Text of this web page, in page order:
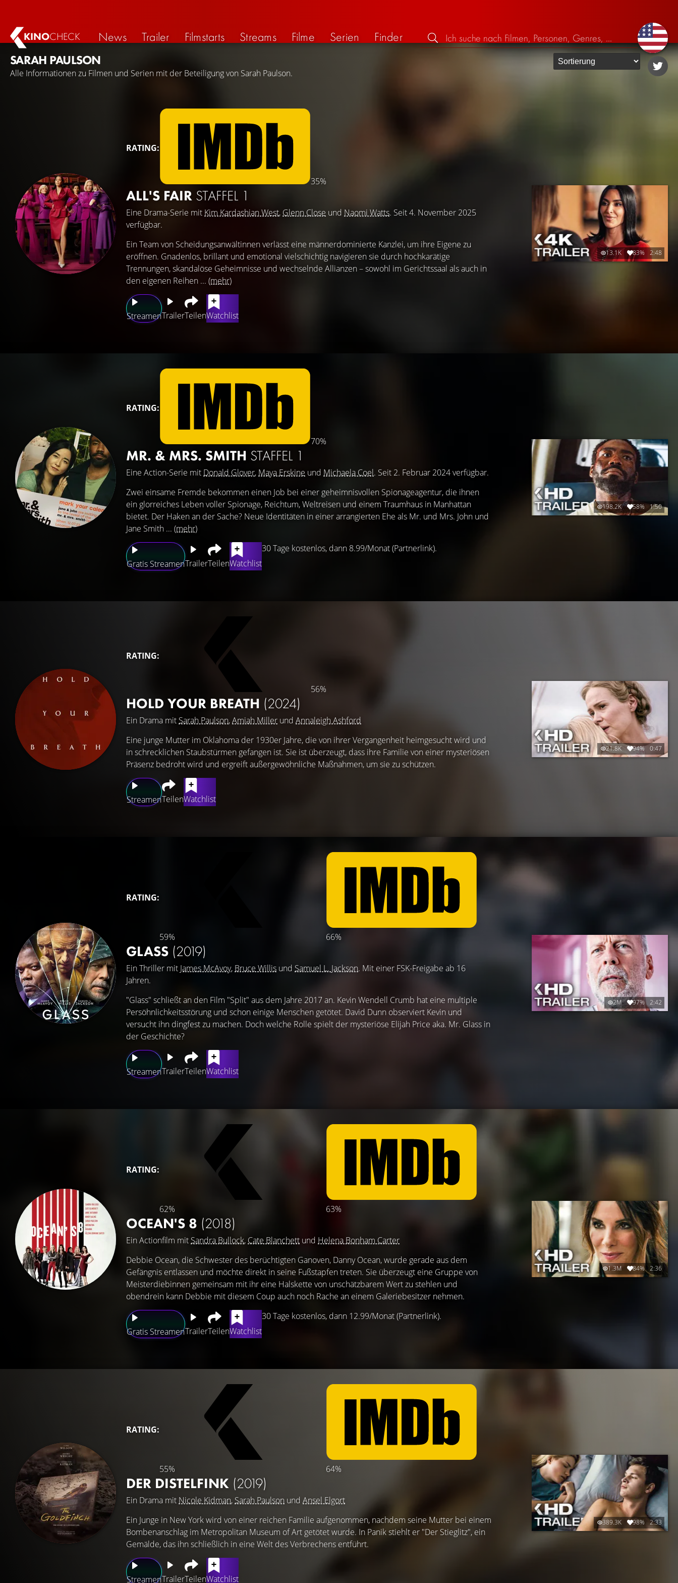
KINOCHECK News Trailer Filmstarts Streams Filme Serien
Finder
SARAH PAULSON
Alle Informationen zu Filmen und Serien mit der Beteiligung von Sarah Paulson.
RATING:
35%
ALL'S FAIR STAFFEL 1
Eine Drama-Serie mit Kim Kardashian West, Glenn Close und Naomi Watts. Seit 4. November 2025
verfügbar.
StreamenTrailerTeilenWatchlist
Ein Team von Scheidungsanwältinnen verlässt eine männerdominierte Kanzlei, um ihre Eigene zu
eröffnen. Gnadenlos, brillant und emotional vielschichtig navigieren sie durch hochkarätige
Trennungen, skandalöse Geheimnisse und wechselnde Allianzen – sowohl im Gerichtssaal als auch in
den eigenen Reihen ... (mehr)
13.1K 83% 2:48
RATING:
70%
MR. & MRS. SMITH STAFFEL 1
Eine Action-Serie mit Donald Glover, Maya Erskine und Michaela Coel. Seit 2. Februar 2024 verfügbar.
Gratis StreamenTrailerTeilenWatchlist
30 Tage kostenlos, dann 8.99/Monat (Partnerlink).
Zwei einsame Fremde bekommen einen Job bei einer geheimnisvollen Spionageagentur, die ihnen
ein glorreiches Leben voller Spionage, Reichtum, Weltreisen und einem Traumhaus in Manhattan
bietet. Der Haken an der Sache? Neue Identitäten in einer arrangierten Ehe als Mr. und Mrs. John und
Jane Smith ... (mehr)
198.2K 58% 1:50
RATING:
56%
HOLD YOUR BREATH (2024)
Ein Drama mit Sarah Paulson,Amiah Miller und Annaleigh Ashford
StreamenTeilenWatchlist
Eine junge Mutter im Oklahoma der 1930er Jahre, die von ihrer Vergangenheit heimgesucht wird und
in schrecklichen Staubstürmen gefangen ist. Sie ist überzeugt, dass ihre Familie von einer mysteriösen
Präsenz bedroht wird und ergreift außergewöhnliche Maßnahmen, um sie zu schützen.
21.8K 94% 0:47
RATING:
59% 66%
GLASS (2019)
Ein Thriller mit James McAvoy, Bruce Willis und Samuel L. Jackson. Mit einer FSK-Freigabe ab 16
Jahren.
StreamenTrailerTeilenWatchlist
"Glass" schließt an den Film "Split" aus dem Jahre 2017 an. Kevin Wendell Crumb hat eine multiple
Persöhnlichkeitsstörung und schon einige Menschen getötet. David Dunn observiert Kevin und
versucht ihn dingfest zu machen. Doch welche Rolle spielt der mysteriöse Elijah Price aka. Mr. Glass in
der Geschichte?
2M 97% 2:42
RATING:
62% 63%
OCEAN'S 8 (2018)
Ein Actionfilm mit Sandra Bullock, Cate Blanchett und Helena Bonham Carter
Gratis StreamenTrailerTeilenWatchlist
30 Tage kostenlos, dann 12.99/Monat (Partnerlink).
Debbie Ocean, die Schwester des berüchtigten Ganoven, Danny Ocean, wurde gerade aus dem
Gefängnis entlassen und möchte direkt in seine Fußstapfen treten. Sie überzeugt eine Gruppe von
Meisterdiebinnen gemeinsam mit ihr eine Halskette von unschätzbarem Wert zu stehlen und
obendrein kann Debbie mit diesem Coup auch noch Rache an einem Galeriebesitzer nehmen.
1.3M 84% 2:36
RATING:
55% 64%
DER DISTELFINK (2019)
Ein Drama mit Nicole Kidman, Sarah Paulson und Ansel Elgort
StreamenTrailerTeilenWatchlist
Ein Junge in New York wird von einer reichen Familie aufgenommen, nachdem seine Mutter bei einem
Bombenanschlag im Metropolitan Museum of Art getötet wurde. In Panik stiehlt er "Der Stieglitz", ein
Gemälde, das ihn schließlich in eine Welt des Verbrechens entführt.
389.3K 98% 2:33